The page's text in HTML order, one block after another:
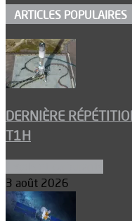
ARTICLES POPULAIRES
DERNIÈRE
T1H
3 août 2026